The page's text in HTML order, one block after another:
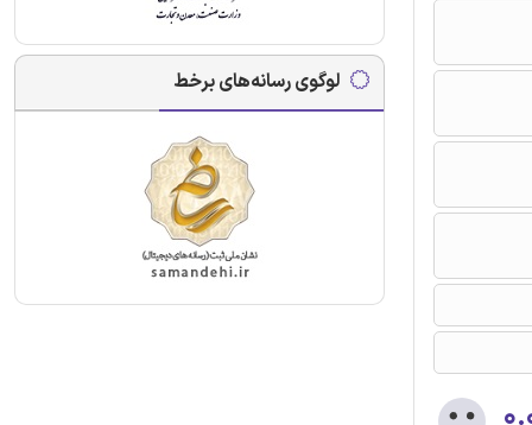
لوگوی رسانه‌های برخط